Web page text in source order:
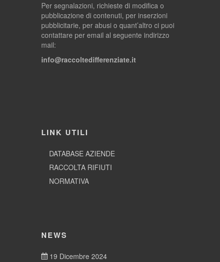
Per segnalazioni, richieste di modifica o
pubblicazione di contenuti, per inserzioni
pubblicitarie, per abusi o quant’altro ci puoi
contattare per email al seguente indirizzo
mail:
info@raccoltedifferenziate.it
LINK UTILI
DATABASE AZIENDE
RACCOLTA RIFIUTI
NORMATIVA
NEWS
19 Dicembre 2024